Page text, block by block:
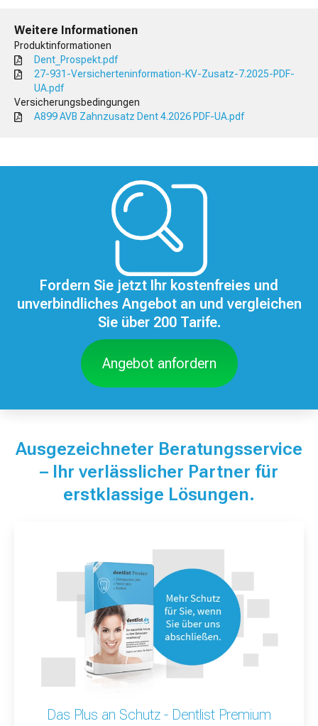
Weitere Informationen
Produktinformationen
Dent_Prospekt.pdf
27-931-Versicherteninformation-KV-Zusatz-7.2025-PDF-
UA.pdf
Versicherungsbedingungen
A899 AVB Zahnzusatz Dent 4.2026 PDF-UA.pdf
Fordern Sie jetzt Ihr kostenfreies und
unverbindliches Angebot an und vergleichen
Sie über 200 Tarife.
Angebot anfordern
Ausgezeichneter Beratungsservice
– Ihr verlässlicher Partner für
erstklassige Lösungen.
Das Plus an Schutz - Dentlist Premium